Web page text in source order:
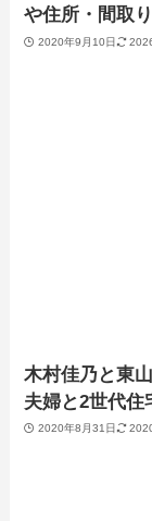
や住所・間取
2020年9月10日
木村佳乃と東
夫婦と2世代住
2020年8月31日